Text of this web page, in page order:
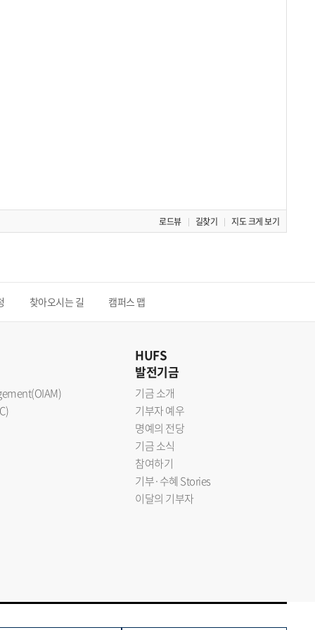
로드뷰 길찾기 지도 크게 보기
찾아오시는 길 캠퍼스 맵
HUFS
발전기금
기금 소개
기부자 예우
명예의 전당
기금 소식
참여하기
기부·수혜 Stories
이달의 기부자